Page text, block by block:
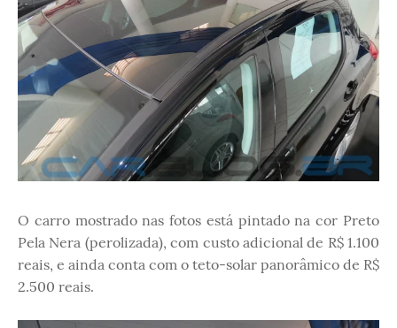
O carro mostrado nas fotos está pintado na cor Preto
Pela Nera (perolizada), com custo adicional de R$ 1.100
reais, e ainda conta com o teto-solar panorâmico de R$
2.500 reais.